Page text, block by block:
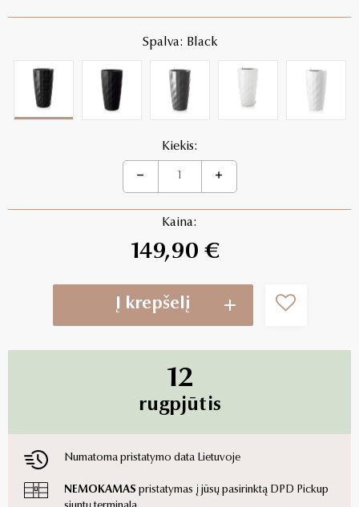
Spalva: Black
Kiekis:
Kaina:
149,90 €
Į krepšelį
12
rugpjūtis
Numatoma pristatymo data Lietuvoje
NEMOKAMAS pristatymas į jūsų pasirinktą DPD Pickup